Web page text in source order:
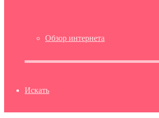
Обзор интернета
Искать